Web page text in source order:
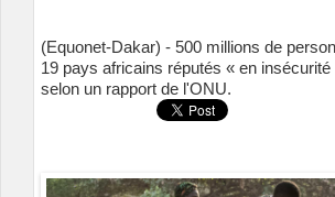
(Equonet-Dakar) - 500 millions de
19 pays africains réputés « en insécurité
selon un rapport de l'ONU.